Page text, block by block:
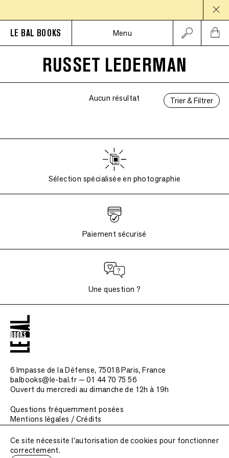
LE BAL BOOKS Menu
RUSSET LEDERMAN
Trier & Filtrer
Aucun résultat
Sélection spécialisée en photographie
Paiement sécurisé
Une question ?
6 Impasse de la Défense, 75018 Paris, France
balbooks@le-bal.fr — 01 44 70 75 56
Ouvert du mercredi au dimanche de 12h à 19h
Questions fréquemment posées
Mentions légales / Crédits
Soumettre une publication
Ce site nécessite l'autorisation de cookies pour fonctionner
correctement.